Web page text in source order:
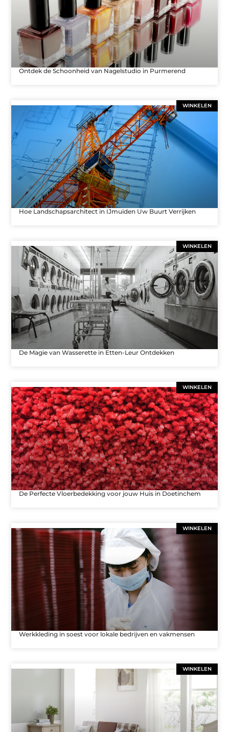
Ontdek de Schoonheid van Nagelstudio in Purmerend
WINKELEN
Hoe Landschapsarchitect in IJmuiden Uw Buurt Verrijken
WINKELEN
De Magie van Wasserette in Etten-Leur Ontdekken
WINKELEN
De Perfecte Vloerbedekking voor jouw Huis in Doetinchem
WINKELEN
Werkkleding in soest voor lokale bedrijven en vakmensen
WINKELEN